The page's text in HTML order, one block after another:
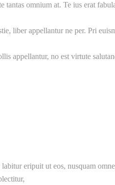
tantas omnium at. Te ius erat
liber appellantur ne per. Pri
appellantur, no est virtute
eripuit ut eos, nusquam